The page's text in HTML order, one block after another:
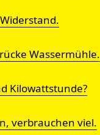
Wassermühle.
Kilowattstunde?
verbrauchen viel.